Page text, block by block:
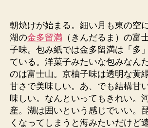
朝焼けが始まる。細い月も東の空
湖の金多留満 （きんだるま）の富
子味。包み紙では金多留満は「多
ている。洋菓子みたいな包みなん
のは富士山。京柚子味は透明な黄
甘さで美味しい。あ、でも結構甘
味しい。なんといってもきれい。
産。湖は囲いという感じでいい。
くなってしまうと海みたいだけど